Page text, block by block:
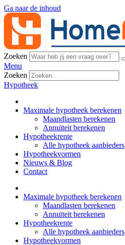
Ga naar de inhoud
Zoeken
Menu
Zoeken
Hypotheek
Maximale hypotheek berekenen
Maandlasten berekenen
Annuïteit berekenen
Hypotheekrente
Alle hypotheek aanbieders
Hypotheekvormen
Nieuws & Blog
Contact
Maximale hypotheek berekenen
Maandlasten berekenen
Annuïteit berekenen
Hypotheekrente
Alle hypotheek aanbieders
Hypotheekvormen